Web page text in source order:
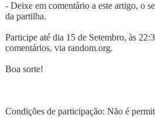
- Deixe em comentário a este artigo, o
da partilha.
Participe até dia 15 de Setembro, às
comentários, via random.org.
Boa sorte!
Condições de participação: Não é